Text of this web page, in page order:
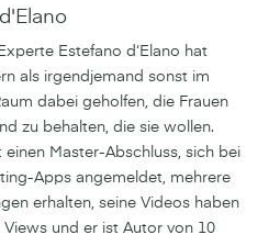
Estefano d‘Elano hat
als irgendjemand sonst im
dabei geholfen, die Frauen
zu behalten, die sie wollen.
einen Master-Abschluss, sich bei
Apps angemeldet, mehrere
erhalten, seine Videos haben
Views und er ist Autor von 10